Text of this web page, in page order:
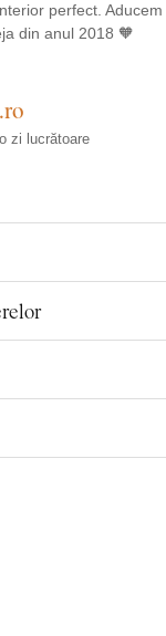
perfect.
din anul 2018 🧡
zi lucrătoare